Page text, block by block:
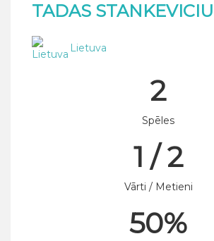
TADAS
Lietuva
2
Spēles
1 / 2
Vārti / Metieni
50%